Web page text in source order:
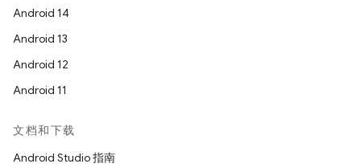
Android 14
Android 13
Android 12
Android 11
文档和下载
Android Studio 指南